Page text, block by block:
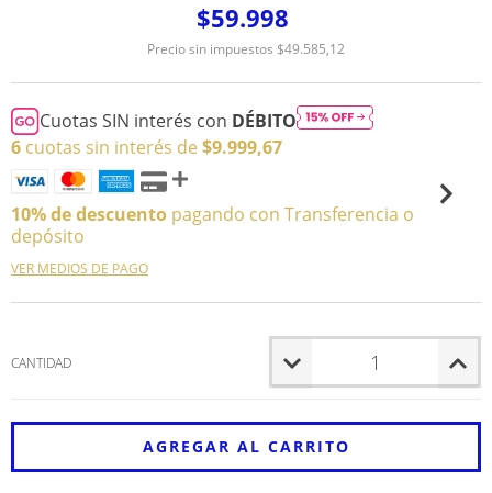
$59.998
Precio sin impuestos $49.585,12
Cuotas SIN interés con DÉBITO
6 cuotas sin interés de $9.999,67
10% de descuento pagando con Transferencia o
depósito
VER MEDIOS DE PAGO
CANTIDAD